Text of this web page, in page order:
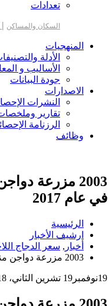
تعدادات
السكان والمساكن |
المنهجيات
الأدلة
الأساليب و
جودة البيانات
الاصدارات
النشرات
تقارير
الرزنامة
وظائف
2003 مزرعة
في عام 2017
الرئيسية
ارشيف الأخبار
أخبار , سعر الدجاج
2003 مزرعة دواجن منظمة عاملة في الاردن في عام 2017
19نوفمبر 19 تشرين الثاني، 2018